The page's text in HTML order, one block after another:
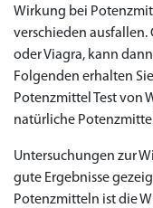
Wirkung bei
verschieden ausfallen.
oder Viagra, kann
Folgenden erhalten
Potenzmittel Test von
natürliche
Untersuchungen zur
gute Ergebnisse
Potenzmitteln ist die